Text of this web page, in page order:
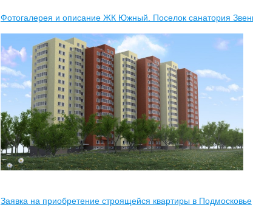
Фотогалерея и описание ЖК Южный. Поселок санатория
Заявка на приобретение строящейся квартиры в Подмосковье